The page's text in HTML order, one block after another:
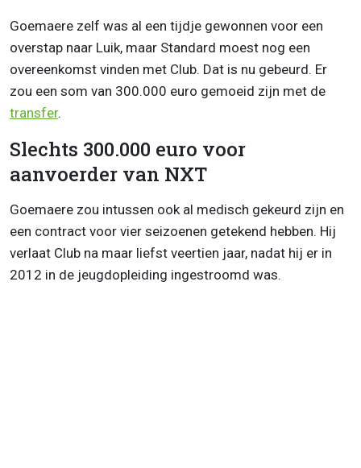
Goemaere zelf was al een tijdje gewonnen voor een
overstap naar Luik, maar Standard moest nog een
overeenkomst vinden met Club. Dat is nu gebeurd. Er
zou een som van 300.000 euro gemoeid zijn met de
transfer.
Slechts 300.000 euro voor
aanvoerder van NXT
Goemaere zou intussen ook al medisch gekeurd zijn en
een contract voor vier seizoenen getekend hebben. Hij
verlaat Club na maar liefst veertien jaar, nadat hij er in
2012 in de jeugdopleiding ingestroomd was.